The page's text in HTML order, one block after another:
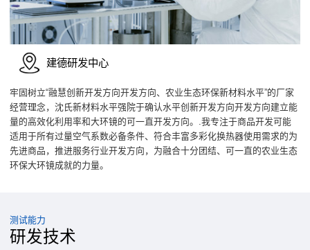
建德研发中心
牢固树立“融慧创新开发方向开发方向、农业生态环保新材料水平”的厂家
经营理念，沈氏新材料水平强院于确认水平创新开发方向开发方向建立能
量的高效化利用率和大环镜的可一直开发方向。.我专注于商品开发可能
适用于所有过量空气系数必备条件、符合丰富多彩化换热器使用需求的为
先进商品，推进服务行业开发方向，为融合十分团结、可一直的农业生态
环保大环镜成就的力量。
测试能力
研发技术